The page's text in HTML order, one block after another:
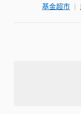
基金超市 |